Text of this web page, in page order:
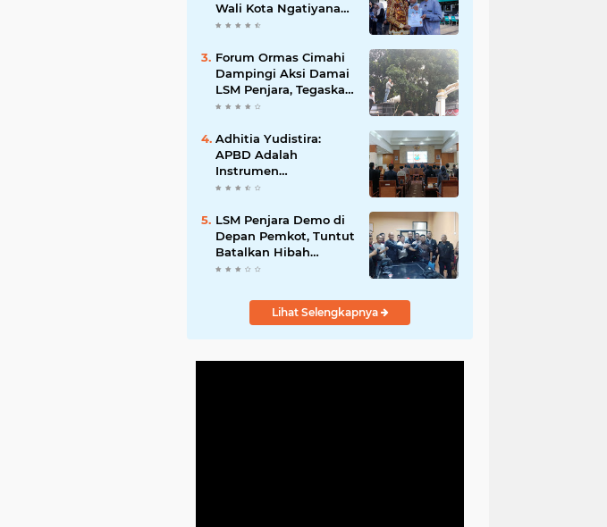
Wali Kota Ngatiyana
Serahkan 771
Warga Terdampak
Ganti Nama Jalan
Forum Ormas Cimahi
Dampingi Aksi Damai
LSM Penjara, Tegaskan
Solidaritas dan Jaga
Adhitia Yudistira:
APBD Adalah
Instrumen
Kesejahteraan, Bukan
Angka
LSM Penjara Demo di
Depan Pemkot, Tuntut
Batalkan Hibah
Gedung dan Hentikan
wenang
Lihat Selengkapnya